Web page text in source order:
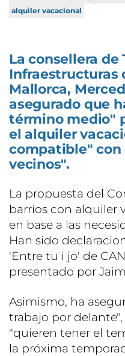
alquiler vacacional
La consellera de
Infraestructuras
Mallorca,
asegurado que
término medio"
el alquiler
compatible" con
vecinos".
La propuesta del
barrios con alquiler
en base a las
Han sido
'Entre tu i jo' de
presentado por
Asimismo, ha
trabajo por
"quieren tener el
la próxima